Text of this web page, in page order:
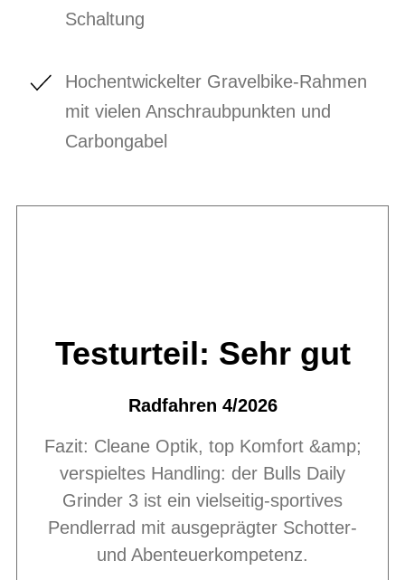
Schaltung
Hochentwickelter Gravelbike-Rahmen
mit vielen Anschraubpunkten und
Carbongabel
Testurteil: Sehr gut
Radfahren 4/2026
Fazit: Cleane Optik, top Komfort &amp;
verspieltes Handling: der Bulls Daily
Grinder 3 ist ein vielseitig-sportives
Pendlerrad mit ausgeprägter Schotter-
und Abenteuerkompetenz.